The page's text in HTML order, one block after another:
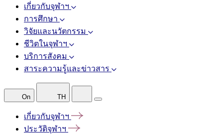
เกี่ยวกับจุฬาฯ
การศึกษา
วิจัยและนวัตกรรม
ชีวิตในจุฬาฯ
บริการสังคม
สาระความรู้และข่าวสาร
On TH
เกี่ยวกับจุฬาฯ
ประวัติจุฬาฯ